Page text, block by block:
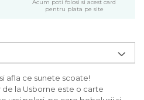
Acum poti folosi si acest card
pentru plata pe site
afla ce sunete scoate!
de la Usborne este o carte